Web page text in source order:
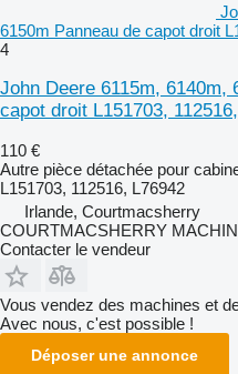
6150m Panneau de capot droit
4
John Deere 6115m, 6140m,
capot droit L151703,
110 €
Autre pièce détachée pour
L151703, 112516, L76942
Irlande, Courtmacsherry
COURTMACSHERRY
Contacter le vendeur
Vous vendez des machines et
Avec nous, c'est possible !
Déposer une annonce